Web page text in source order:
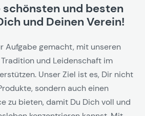
und besten
und Deinen Verein!
Aufgabe gemacht, mit unseren
und Leidenschaft im
Unser Ziel ist es, Dir nicht
sondern auch einen
zu bieten, damit Du Dich voll und